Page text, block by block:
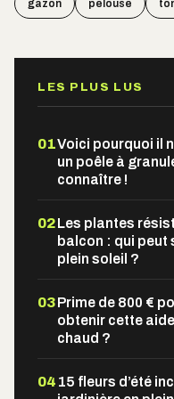
gazon pelouse
LES PLUS LUS
01Voici pourquoi il
un poêle à
connaître !
02Les plantes
balcon : qui peut
plein soleil ?
03Prime de 800 €
obtenir cette
chaud ?
04 15 fleurs d’été